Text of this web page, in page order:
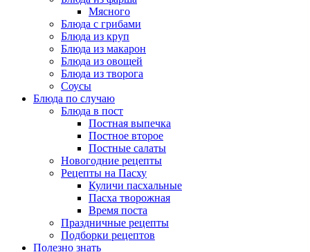
Мясного
Блюда с грибами
Блюда из круп
Блюда из макарон
Блюда из овощей
Блюда из творога
Соусы
Блюда по случаю
Блюда в пост
Постная выпечка
Постное второе
Постные салаты
Новогодние рецепты
Рецепты на Пасху
Куличи пасхальные
Пасха творожная
Время поста
Праздничные рецепты
Подборки рецептов
Полезно знать